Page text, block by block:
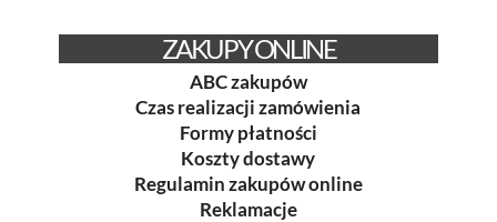
ZAKUPY ONLINE
ABC zakupów
Czas realizacji zamówienia
Formy płatności
Koszty dostawy
Regulamin zakupów online
Reklamacje